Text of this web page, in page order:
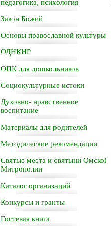
педагогика, психология
Закон Божий
Основы православной культуры
ОДНКНР
ОПК для дошкольников
Социокультурные истоки
Духовно- нравственное
воспитание
Материалы для родителей
Методические рекомендации
Святые места и святыни Омской
Митрополии
Каталог организаций
Конкурсы и гранты
Гостевая книга